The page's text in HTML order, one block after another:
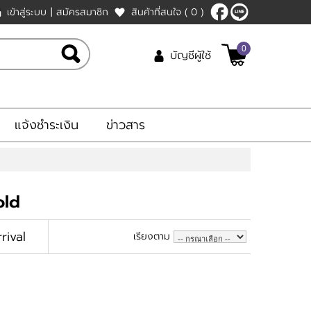
เข้าสู่ระบบ | สมัครสมาชิก สินค้าที่สนใจ ( 0 )
บัญชีผู้ใช้ 0
แจ้งชำระเงิน ข่าวสาร
เรียงตาม